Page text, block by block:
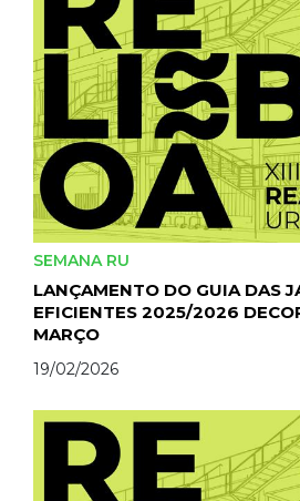
SEMANA RU
LANÇAMENTO DO GUIA DAS
EFICIENTES 2025/2026
MARÇO
19/02/2026